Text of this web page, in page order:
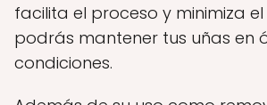
facilita el proceso y minimiza el
podrás mantener tus uñas en
condiciones.